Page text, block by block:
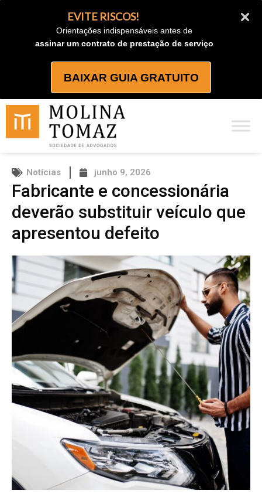
EVITE RISCOS!
Orientações indispensáveis antes de
assinar um contrato de prestação de serviço
BAIXAR GUIA GRATUITO
Notícias junho 9, 2026
Fabricante e concessionária
deverão substituir veículo que
apresentou defeito